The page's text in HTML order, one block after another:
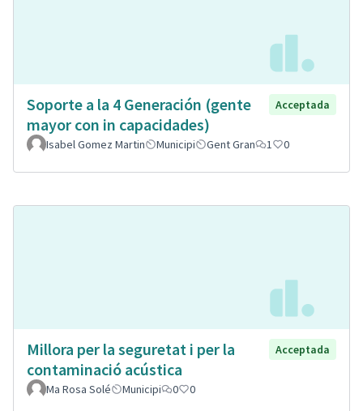
Soporte a la 4 Generación (gente
mayor con in capacidades)
Acceptada
Isabel Gomez Martin Municipi Gent Gran 1 0
Millora per la seguretat i per la
contaminació acústica
Acceptada
Ma Rosa Solé Municipi 0 0